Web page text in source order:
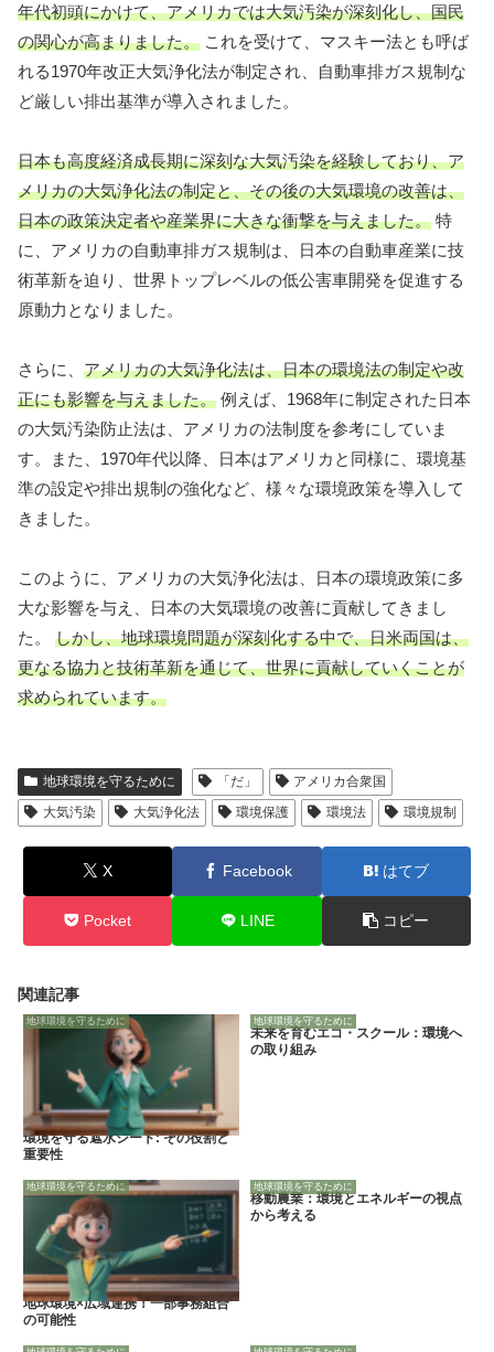
年代初頭にかけて、アメリカでは大気汚染が深刻化し、国民
の関心が高まりました。 これを受けて、マスキー法とも呼ば
れる1970年改正大気浄化法が制定され、自動車排ガス規制な
ど厳しい排出基準が導入されました。
日本も高度経済成長期に深刻な大気汚染を経験しており、ア
メリカの大気浄化法の制定と、その後の大気環境の改善は、
日本の政策決定者や産業界に大きな衝撃を与えました。 特
に、アメリカの自動車排ガス規制は、日本の自動車産業に技
術革新を迫り、世界トップレベルの低公害車開発を促進する
原動力となりました。
さらに、 アメリカの大気浄化法は、日本の環境法の制定や改
正にも影響を与えました。 例えば、1968年に制定された日本
の大気汚染防止法は、アメリカの法制度を参考にしていま
す。また、1970年代以降、日本はアメリカと同様に、環境基
準の設定や排出規制の強化など、様々な環境政策を導入して
きました。
このように、アメリカの大気浄化法は、日本の環境政策に多
大な影響を与え、日本の大気環境の改善に貢献してきまし
た。 しかし、地球環境問題が深刻化する中で、日米両国は、
更なる協力と技術革新を通じて、世界に貢献していくことが
求められています。
地球環境を守るために 「だ」
アメリカ合衆国
大気汚染
大気浄化法 環境保護 環境法 環境規制
X Facebook はてブ
Pocket LINE コピー
関連記事
地球環境を守るために
環境を守る遮水シート: その役割と
重要性
地球環境を守るために
未来を育むエコ・スクール：環境へ
の取り組み
地球環境を守るために
地球環境×広域連携！一部事務組合
の可能性
地球環境を守るために
移動農業：環境とエネルギーの視点
から考える